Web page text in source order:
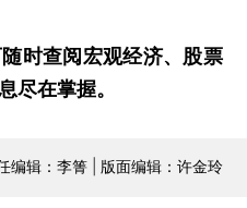
随时查阅宏观经济、股票
尽在掌握。
编辑：李箐 | 版面编辑：许金玲